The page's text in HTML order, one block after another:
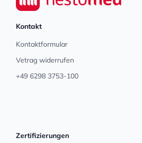
Kontakt
Kontaktformular
Vetrag widerrufen
+49 6298 3753-100
Zertifizierungen